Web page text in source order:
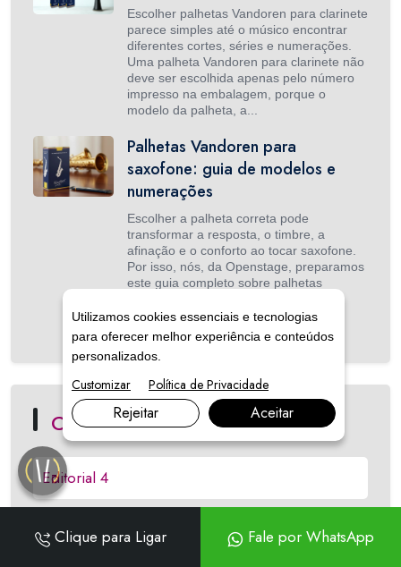
Escolher palhetas Vandoren para clarinete
parece simples até o músico encontrar
diferentes cortes, séries e numerações.
Uma palheta Vandoren para clarinete não
deve ser escolhida apenas pelo número
impresso na embalagem, porque o
modelo da palheta, a...
Palhetas Vandoren para
saxofone: guia de modelos e
numerações
Escolher a palheta correta pode
transformar a resposta, o timbre, a
afinação e o conforto ao tocar saxofone.
Por isso, nós, da Openstage, preparamos
este guia completo sobre palhetas
informações práticas para quem est...
Categorias
Editorial 4
Ukulele
Clique para Ligar Fale por WhatsApp
Utilizamos cookies essenciais e tecnologias
para oferecer melhor experiência e conteúdos
personalizados.
Customizar Política de Privacidade
Rejeitar Aceitar